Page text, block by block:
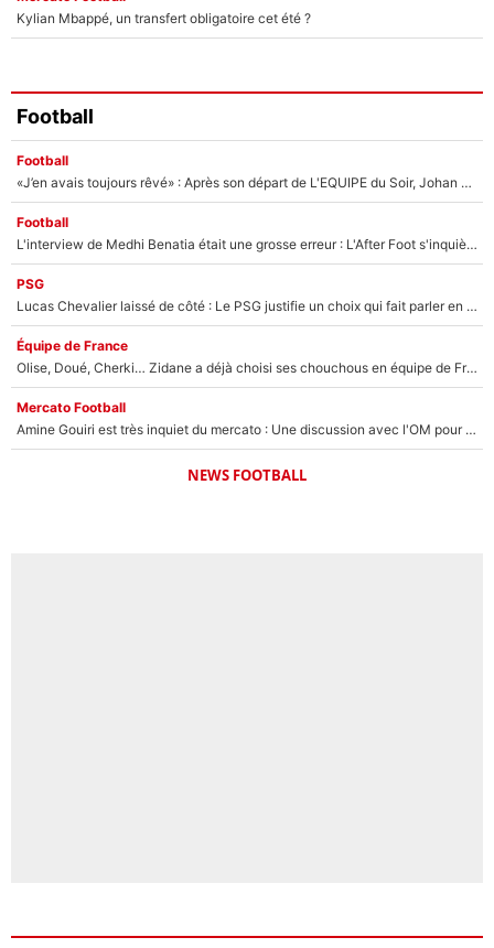
Kylian Mbappé, un transfert obligatoire cet été ?
Football
Football
«J’en avais toujours rêvé» : Après son départ de L'EQUIPE du Soir, Johan Micoud va rebondir avec une activité «confidentielle»
Football
L'interview de Medhi Benatia était une grosse erreur : L'After Foot s'inquiète pour l'avenir de l'ancien dirigeant de l'OM qui pourrait rester longtemps au chômage
PSG
Lucas Chevalier laissé de côté : Le PSG justifie un choix qui fait parler en plein mercato
Équipe de France
Olise, Doué, Cherki… Zidane a déjà choisi ses chouchous en équipe de France ? L’IA annonce des surprises sans Kylian Mbappé !
Mercato Football
Amine Gouiri est très inquiet du mercato : Une discussion avec l'OM pour acter son transfert !
NEWS FOOTBALL